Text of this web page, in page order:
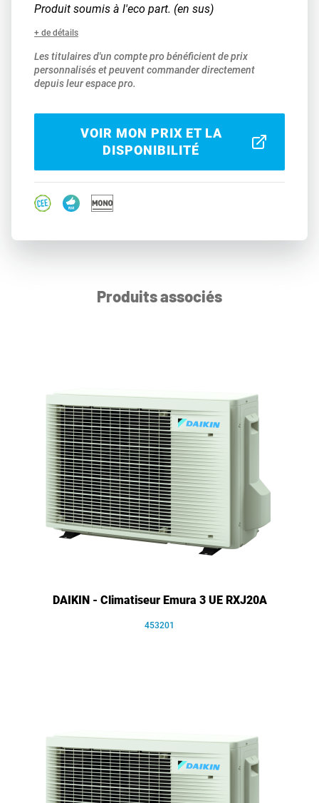
Produit soumis à l'eco part. (en sus)
+ de détails
Les titulaires d'un compte pro bénéficient de prix
personnalisés et peuvent commander directement
depuis leur espace pro.
VOIR MON PRIX ET LA
DISPONIBILITÉ
Produits associés
DAIKIN - Climatiseur Emura 3 UE RXJ20A
453201